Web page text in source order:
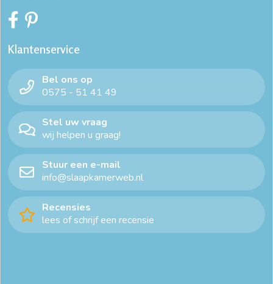
Klantenservice
Bel ons op
0575 - 51 41 49
Stel uw vraag
wij helpen u graag!
Stuur een e-mail
info@slaapkamerweb.nl
Recensies
lees of schrijf een recensie